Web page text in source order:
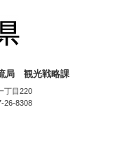
局 観光戦略課
丁目220
26-8308